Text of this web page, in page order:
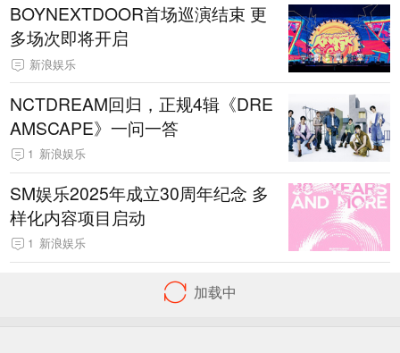
BOYNEXTDOOR首场巡演结束 更
多场次即将开启
新浪娱乐
NCTDREAM回归，正规4辑《DRE
AMSCAPE》一问一答
1 新浪娱乐
SM娱乐2025年成立30周年纪念 多
样化内容项目启动
1 新浪娱乐